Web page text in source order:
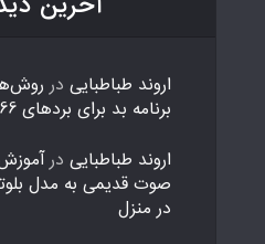
اروند طباطبایی در
برنامه بد برای بردهای ESP8266
اروند طباطبایی در
در منزل